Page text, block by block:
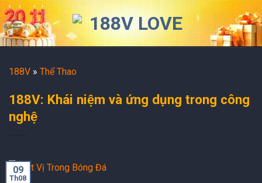
Skip
to
content
188V » Thể Thao
188V: Khái niệm và ứng dụng trong công
nghệ
09
Th08